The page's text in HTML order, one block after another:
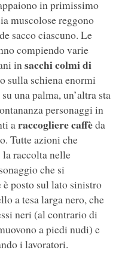
in primissimo
muscolose reggono
sacco ciascuno. Le
compiendo varie
insacchi colmi di
sulla schiena enormi
una palma, un’altra sta
personaggi in
araccogliere caffèda
Tutte azioni che
la raccolta nelle
che si
posto sul lato sinistro
a tesa larga nero, che
neri (al contrario di
a piedi nudi) e
i lavoratori.